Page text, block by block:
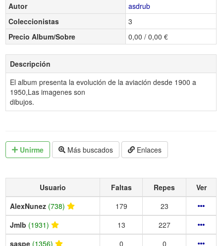
Autor
asdrub
Coleccionistas
3
Precio Album/Sobre
0,00 / 0,00 €
Descripción
El album presenta la evolución de la aviación desde 1900 a
1950,Las imagenes son
dibujos.
Unirme Más buscados Enlaces
Usuario Faltas Repes
Ver
AlexNunez (738) 179
23
Jmlb (1931) 13
227
saspe (1356) 0 0